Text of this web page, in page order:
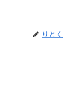
りとく